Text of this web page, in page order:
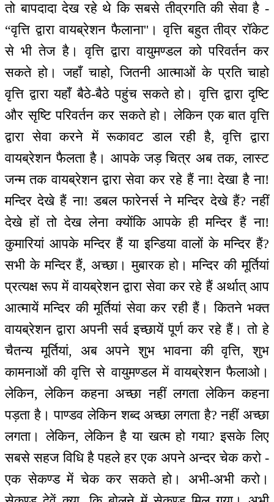
तो बापदादा देख रहे थे कि सबसे तीव्रगति की सेवा है -
“वृत्ति द्वारा वायब्रेशन फैलाना''। वृत्ति बहुत तीव्र रॉकेट
से भी तेज है। वृत्ति द्वारा वायुमण्डल को परिवर्तन कर
सकते हो। जहाँ चाहो, जितनी आत्माओं के प्रति चाहो
वृत्ति द्वारा यहाँ बैठे-बैठे पहुंच सकते हो। वृत्ति द्वारा दृष्टि
और सृष्टि परिवर्तन कर सकते हो। लेकिन एक बात वृत्ति
द्वारा सेवा करने में रूकावट डाल रही है, वृत्ति द्वारा
वायब्रेशन फैलता है। आपके जड़ चित्र अब तक, लास्ट
जन्म तक वायब्रेशन द्वारा सेवा कर रहे हैं ना! देखा है ना!
मन्दिर देखे हैं ना! डबल फारेनर्स ने मन्दिर देखे हैं? नहीं
देखे हों तो देख लेना क्योंकि आपके ही मन्दिर हैं ना!
कुमारियां आपके मन्दिर हैं या इन्डिया वालों के मन्दिर हैं?
सभी के मन्दिर हैं, अच्छा। मुबारक हो। मन्दिर की मूर्तियां
प्रत्यक्ष रूप में वायब्रेशन द्वारा सेवा कर रहे हैं अर्थात् आप
आत्मायें मन्दिर की मूर्तियां सेवा कर रही हैं। कितने भक्त
वायब्रेशन द्वारा अपनी सर्व इच्छायें पूर्ण कर रहे हैं। तो हे
चैतन्य मूर्तियां, अब अपने शुभ भावना की वृत्ति, शुभ
कामनाओं की वृत्ति से वायुमण्डल में वायब्रेशन फैलाओ।
लेकिन, लेकिन कहना अच्छा नहीं लगता लेकिन कहना
पड़ता है। पाण्डव लेकिन शब्द अच्छा लगता है? नहीं अच्छा
लगता। लेकिन, लेकिन है या खत्म हो गया? इसके लिए
सबसे सहज विधि है पहले हर एक अपने अन्दर चेक करो -
एक सेकण्ड में चेक कर सकते हो। अभी-अभी करो।